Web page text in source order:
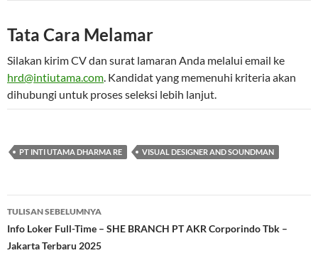
Tata Cara Melamar
Silakan kirim CV dan surat lamaran Anda melalui email ke
hrd@intiutama.com. Kandidat yang memenuhi kriteria akan
dihubungi untuk proses seleksi lebih lanjut.
PT INTI UTAMA DHARMA RE VISUAL DESIGNER AND SOUNDMAN
Navigasi
Tulisan
TULISAN SEBELUMNYA
Info Loker Full-Time – SHE BRANCH PT AKR Corporindo Tbk –
Jakarta Terbaru 2025